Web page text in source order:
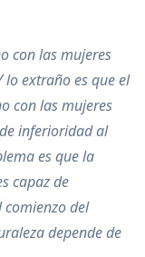
con las mujeres
lo extraño es que el
con las mujeres
inferioridad al
es que la
capaz de
comienzo del
depende de